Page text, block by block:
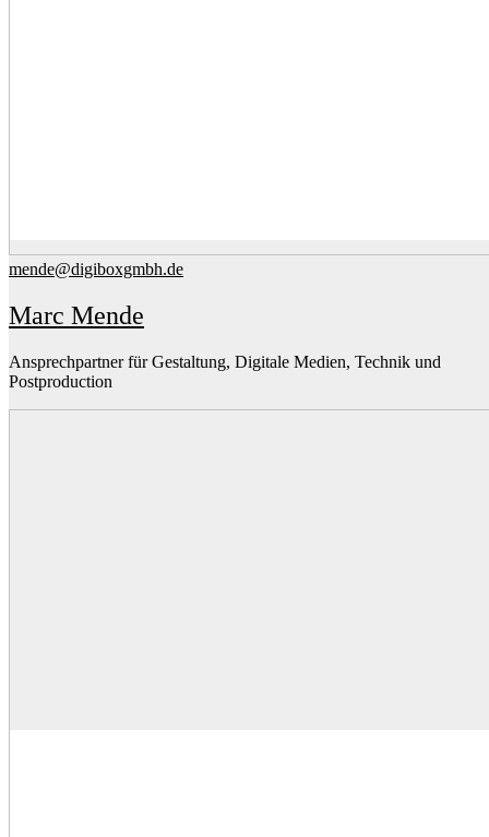
mende@digiboxgmbh.de
Marc Mende
Ansprechpartner für Gestaltung, Digitale Medien, Technik und
Postproduction